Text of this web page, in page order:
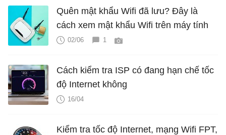
Quên mật khẩu Wifi đã lưu? Đây là
cách xem mật khẩu Wifi trên máy tính
02/06 1
Cách kiểm tra ISP có đang hạn chế tốc
độ Internet không
16/04
Kiểm tra tốc độ Internet, mạng Wifi FPT,